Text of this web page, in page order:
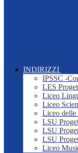
INDIRIZZI
IPSSC -
LES
Liceo
Liceo
Liceo delle
LSU
LSU
LSU
Liceo